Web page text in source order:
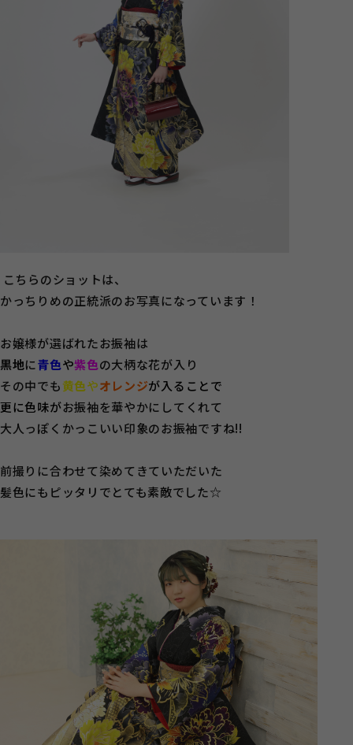
こちらのショットは、
かっちりめの正統派のお写真になっています！
お嬢様が選ばれたお振袖は
黒地に青色や紫色の大柄な花が入り
その中でも黄色やオレンジが入ることで
更に色味がお振袖を華やかにしてくれて
大人っぽくかっこいい印象のお振袖ですね!!
前撮りに合わせて染めてきていただいた
髪色にもピッタリでとても素敵でした☆